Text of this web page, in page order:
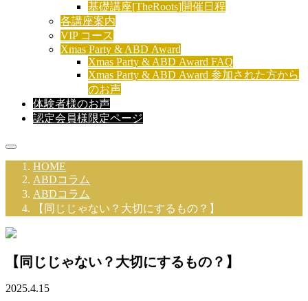
基礎講座[TheRoots]開催日程
各講座案内
VIP コース
Xmas Party & ABD Award
Xmas Party & ABD Award FAQ
Xmas Party & ABD Award 参加された方から
のお声
体験者様のお声
認定会員様限定ページ
HOME
ABDコラム
ABDコラム
【同じじゃない？大切にするもの？】
【同じじゃない？大切にするもの？】
2025.4.15